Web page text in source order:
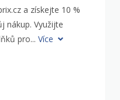
a získejte 10 %
nákup. Využijte
pro... Více